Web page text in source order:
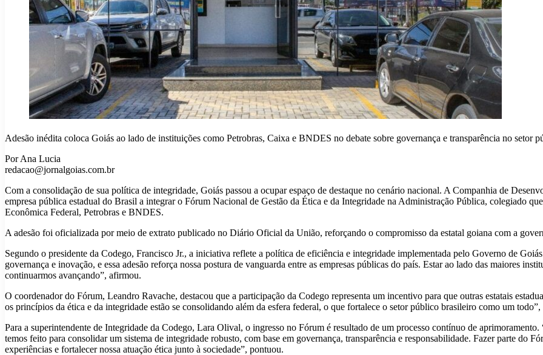
Adesão inédita coloca Goiás ao lado de instituições como Petrobras, Caixa e BNDES no debate sobre governança e transparência no setor
Por Ana Lucia
redacao@jornalgoias.com.br
Com a consolidação de sua política de integridade, Goiás passou a ocupar espaço de destaque no cenário nacional. A Companhia de
empresa pública estadual do Brasil a integrar o Fórum Nacional de Gestão da Ética e da Integridade na Administração Pública, colegiado
Econômica Federal, Petrobras e BNDES.
A adesão foi oficializada por meio de extrato publicado no Diário Oficial da União, reforçando o compromisso da estatal goiana com a
Segundo o presidente da Codego, Francisco Jr., a iniciativa reflete a política de eficiência e integridade implementada pelo Governo de
governança e inovação, e essa adesão reforça nossa postura de vanguarda entre as empresas públicas do país. Estar ao lado das maiores
continuarmos avançando”, afirmou.
O coordenador do Fórum, Leandro Ravache, destacou que a participação da Codego representa um incentivo para que outras estatais
os princípios da ética e da integridade estão se consolidando além da esfera federal, o que fortalece o setor público brasileiro como um todo”,
Para a superintendente de Integridade da Codego, Lara Olival, o ingresso no Fórum é resultado de um processo contínuo de
temos feito para consolidar um sistema de integridade robusto, com base em governança, transparência e responsabilidade. Fazer parte do
experiências e fortalecer nossa atuação ética junto à sociedade”, pontuou.